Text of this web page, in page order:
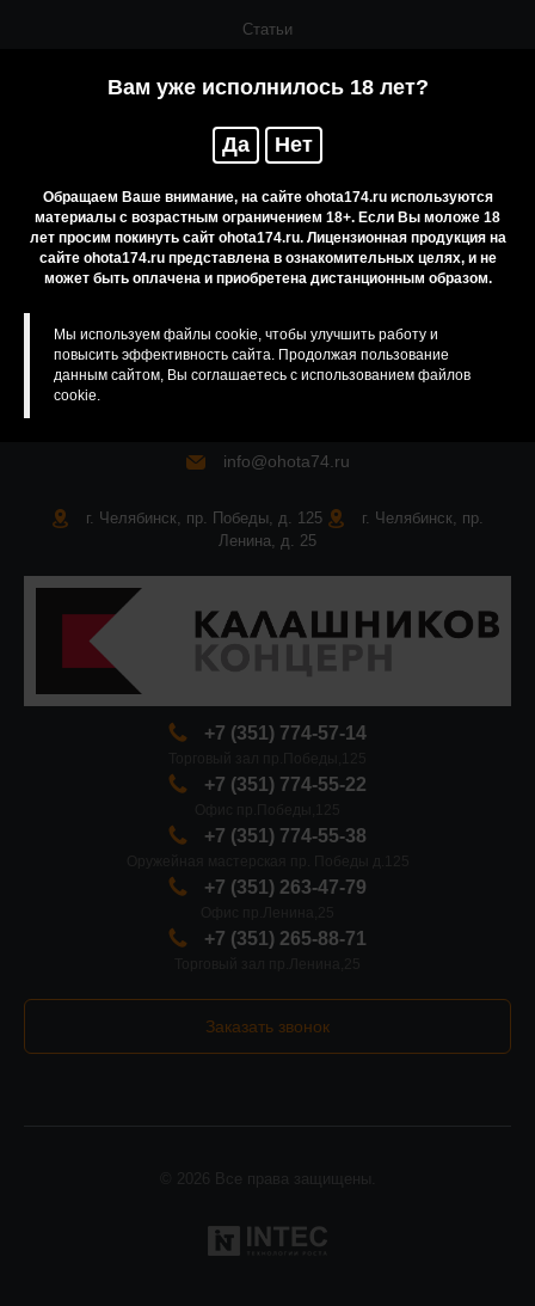
Вам уже исполнилось 18 лет?
Да Нет
Обращаем Ваше внимание, на сайте ohota174.ru используются
материалы с возрастным ограничением 18+. Если Вы моложе 18
лет просим покинуть сайт ohota174.ru. Лицензионная продукция на
сайте ohota174.ru представлена в ознакомительных целях, и не
может быть оплачена и приобретена дистанционным образом.
Мы используем файлы cookie, чтобы улучшить работу и
повысить эффективность сайта. Продолжая пользование
данным сайтом, Вы соглашаетесь с использованием файлов
cookie.
Статьи
Резервирование
Приобретение лицензионных товаров
Бренды
Карта сайта
info@ohota74.ru
г. Челябинск, пр. Победы, д. 125
г. Челябинск, пр.
Ленина, д. 25
+7 (351) 774-57-14
+7 (351) 774-55-22
+7 (351) 774-55-38
+7 (351) 263-47-79
+7 (351) 265-88-71
Заказать звонок
© 2026 Все права защищены.